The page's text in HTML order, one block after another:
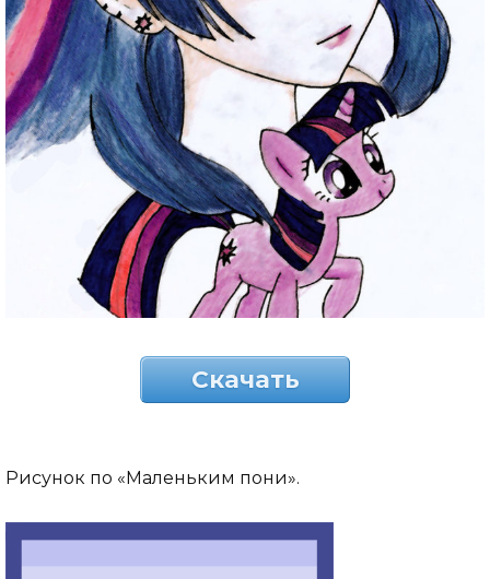
Скачать
Рисунок по «Маленьким пони».